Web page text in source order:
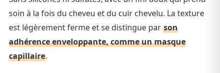
soin à la fois du cheveu et du cuir chevelu. La texture
est légèrement ferme et se distingue par son
adhérence enveloppante, comme un masque
capillaire.